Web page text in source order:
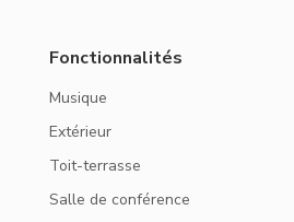
Fonctionnalités
Musique
Extérieur
Toit-terrasse
Salle de conférence